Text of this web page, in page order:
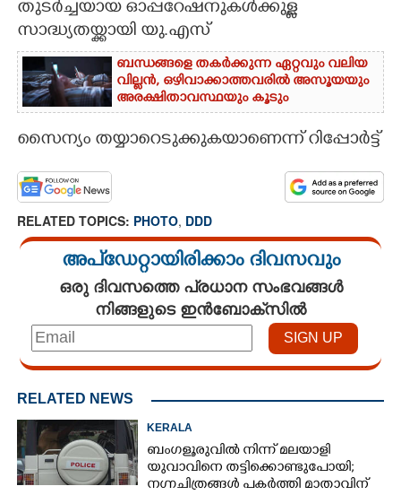
CARTOONS
LITERATURE
ZOOM
CONTACT US
തുടർച്ചയായ ഓപ്പറേഷനുകൾക്കുള്ള
സാദ്ധ്യതയ്ക്കായി യു.എസ്
ബന്ധങ്ങളെ തകർക്കുന്ന ഏറ്റവും വലിയ
വില്ലൻ, ഒഴിവാക്കാത്തവരിൽ അസൂയയും
അരക്ഷിതാവസ്ഥയും കൂടും
സൈന്യം തയ്യാറെടുക്കുകയാണെന്ന് റിപ്പോർട്ട്
RELATED TOPICS: PHOTO, DDD
അപ്ഡേറ്റായിരിക്കാം ദിവസവും
ഒരു ദിവസത്തെ പ്രധാന സംഭവങ്ങൾ
നിങ്ങളുടെ ഇൻബോക്സിൽ
RELATED NEWS
KERALA
ബംഗളൂരുവിൽ നിന്ന് മലയാളി
യുവാവിനെ തട്ടിക്കൊണ്ടുപോയി;
നഗ്നചിത്രങ്ങൾ പകർത്തി മാതാവിന്